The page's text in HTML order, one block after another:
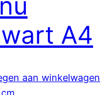
A4
aan winkelwagen